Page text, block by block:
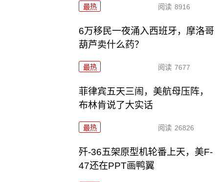
最热 阅读 8916
6万移民一夜涌入西班牙，摩洛哥
葫芦卖什么药？
最热 阅读 7677
菲律宾五天三闹，美航母压阵，
布林肯说了大实话
最热 阅读 26826
歼-36五架原型机轮番上天，美F-
47还在PPT画鸭翼